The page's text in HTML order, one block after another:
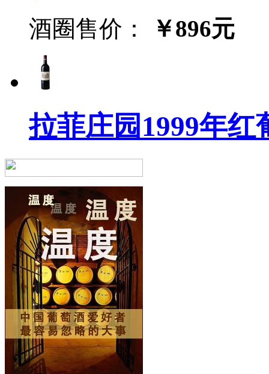
酒圈售价： ￥896元
拉菲庄园1999年红